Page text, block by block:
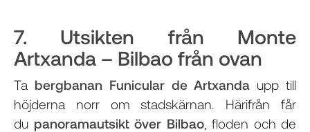
7. Utsikten från Monte
Artxanda – Bilbao från ovan
Ta bergbanan Funicular de Artxanda upp till
höjderna norr om stadskärnan. Härifrån får
du panoramautsikt över Bilbao, floden och de